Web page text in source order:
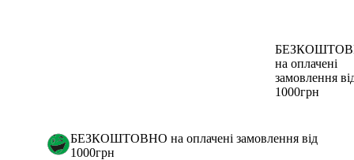
на оплачені
замовлення
1000грн
БЕЗКОШТОВНО на оплачені замовлення від
1000грн